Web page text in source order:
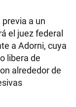
a un
el juez federal
a Adorni, cuya
libera de
alrededor de